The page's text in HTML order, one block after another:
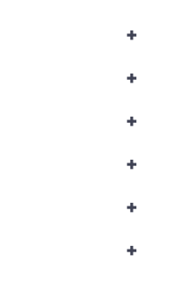
+
+
+
+
+
+